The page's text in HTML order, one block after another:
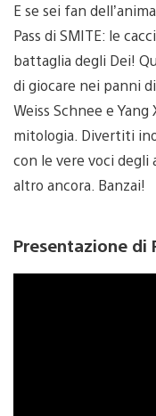
E se sei fan
Pass di SMITE: le
battaglia degli Dei!
di giocare nei panni
Weiss Schnee e
mitologia. Divertiti
con le vere voci
altro ancora. Banzai!
Presentazione di